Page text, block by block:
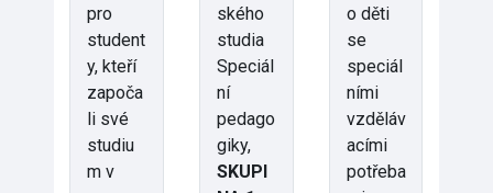
pro
student
y, kteří
započa
li své
studiu
m v
ského
studia
Speciál
ní
pedago
giky,
SKUPI
o děti
se
speciál
ními
vzděláv
acími
potřeba